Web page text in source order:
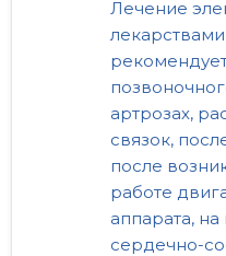
Лечение
артрозах,
связок,
после
работе
аппарата,
сердечно-